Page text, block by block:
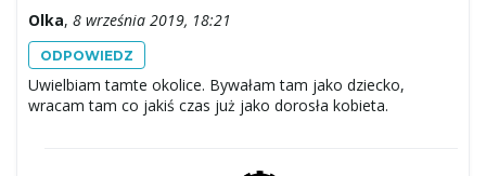
Olka, 8 września 2019, 18:21
ODPOWIEDZ
Uwielbiam tamte okolice. Bywałam tam jako dziecko,
wracam tam co jakiś czas już jako dorosła kobieta.